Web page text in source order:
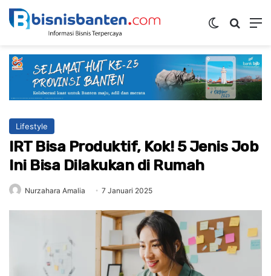
Switch skin
Lifestyle
IRT Bisa Produktif, Kok! 5 Jenis Job
Ini Bisa Dilakukan di Rumah
Nurzahara Amalia 7 Januari 2025